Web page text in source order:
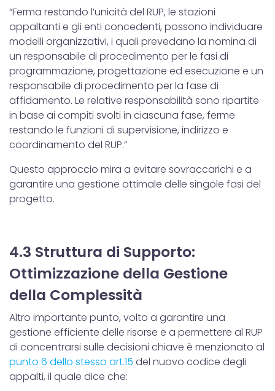
“Ferma restando l’unicità del RUP, le stazioni
appaltanti e gli enti concedenti, possono individuare
modelli organizzativi, i quali prevedano la nomina di
un responsabile di procedimento per le fasi di
programmazione, progettazione ed esecuzione e un
responsabile di procedimento per la fase di
affidamento. Le relative responsabilità sono ripartite
in base ai compiti svolti in ciascuna fase, ferme
restando le funzioni di supervisione, indirizzo e
coordinamento del RUP.”
Questo approccio mira a evitare sovraccarichi e a
garantire una gestione ottimale delle singole fasi del
progetto.
4.3 Struttura di Supporto:
Ottimizzazione della Gestione
della Complessità
Altro importante punto, volto a garantire una
gestione efficiente delle risorse e a permettere al RUP
di concentrarsi sulle decisioni chiave è menzionato al
punto 6 dello stesso art.15 del nuovo codice degli
appalti, il quale dice che: